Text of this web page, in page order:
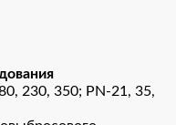
230, 350; PN-21, 35,